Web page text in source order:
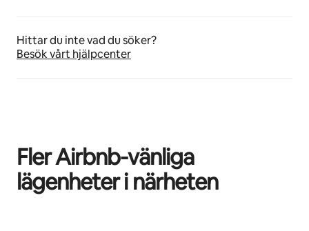
Hittar du inte vad du söker?
Besök vårt hjälpcenter
Fler Airbnb-vänliga
lägenheter i närheten